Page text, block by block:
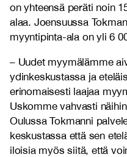
on yhteensä peräti noin
alaa. Joensuussa
myyntipinta-ala on yli 6
– Uudet myymälämme
ydinkeskustassa ja
erinomaisesti laajaa
Uskomme vahvasti
Oulussa Tokmanni
keskustassa että sen
iloisia myös siitä, että